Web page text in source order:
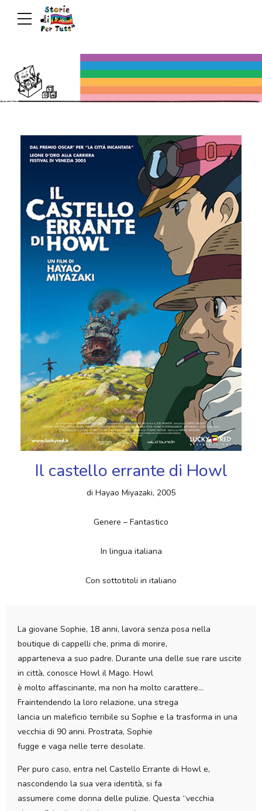
Il castello errante di Howl
di Hayao Miyazaki, 2005
Genere – Fantastico
In lingua italiana
Con sottotitoli in italiano
La giovane Sophie, 18 anni, lavora senza posa nella
boutique di cappelli che, prima di morire,
apparteneva a suo padre. Durante una delle sue rare uscite
in città, conosce Howl il Mago. Howl
è molto affascinante, ma non ha molto carattere…
Fraintendendo la loro relazione, una strega
lancia un maleficio terribile su Sophie e la trasforma in una
vecchia di 90 anni. Prostrata, Sophie
fugge e vaga nelle terre desolate.
Per puro caso, entra nel Castello Errante di Howl e,
nascondendo la sua vera identità, si fa
assumere come donna delle pulizie. Questa “vecchia